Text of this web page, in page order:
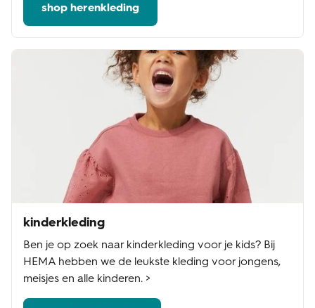
shop herenkleding
kinderkleding
Ben je op zoek naar kinderkleding voor je kids? Bij
HEMA hebben we de leukste kleding voor jongens,
meisjes en alle kinderen. >